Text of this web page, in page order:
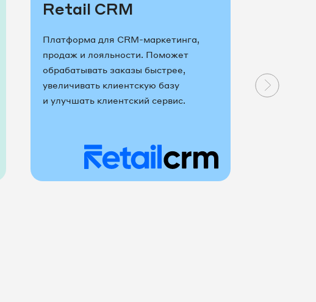
Retail CRM
Платформа для CRM-маркетинга,
продаж и лояльности. Поможет
обрабатывать заказы быстрее,
увеличивать клиентскую базу
и улучшать клиентский сервис.